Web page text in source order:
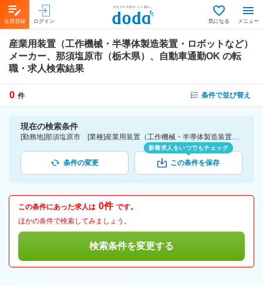
会員登録 ログイン 気になる メニュー
産業用装置（工作機械・半導体製造装置・ロボットなど）
メーカー、那須塩原市（栃木県）、自動車通勤OK の転
職・求人検索結果
0 件 条件で並び替え
現在の検索条件
[勤務地]那須塩原市 [業種]産業用装置（工作機械・半導体製造装置・ロボットなど）メーカー-メーカー（機械・電気）業界 [詳細条件](会社・職場の環境)自動車通勤OK
条件の変更
新着求人をいつでもチェック
この条件を保存
この条件にあった求人は 0件 です。
ほかの条件で検索してみましょう。
検索条件を変更する